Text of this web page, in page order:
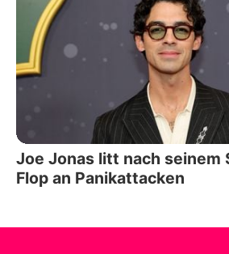
Joe Jonas litt nach seinem
Flop an Panikattacken